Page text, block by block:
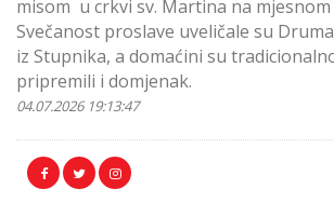
misom u crkvi sv. Martina na
Svečanost proslave uveličale su
iz Stupnika, a domaćini su
pripremili i domjenak.
04.07.2026 19:13:47